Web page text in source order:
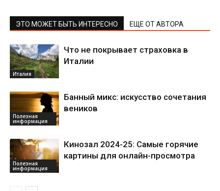
ЭТО МОЖЕТ БЫТЬ ИНТЕРЕСНО ЕЩЕ ОТ АВТОРА
Италия
Что не покрывает страховка в
Италии
Полезная
информация
Банный микс: искусство сочетания
веников
Полезная
информация
Кинозал 2024-25: Самые горячие
картины для онлайн-просмотра